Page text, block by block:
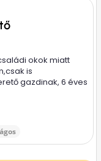
okok miatt
is
gazdinak, 6 éves